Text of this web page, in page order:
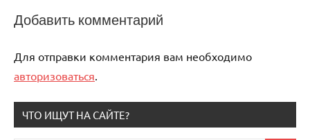
Добавить комментарий
Для отправки комментария вам необходимо
авторизоваться
ЧТО ИЩУТ НА САЙТЕ?